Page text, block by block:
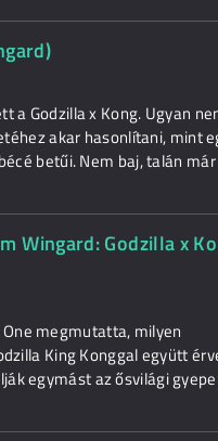
a Godzilla x Kong. Ugyan
akar hasonlítani, mint
betűi. Nem baj, talán
Wingard: Godzilla x
megmutatta, milyen
King Konggal együtt
egymást az ősvilági